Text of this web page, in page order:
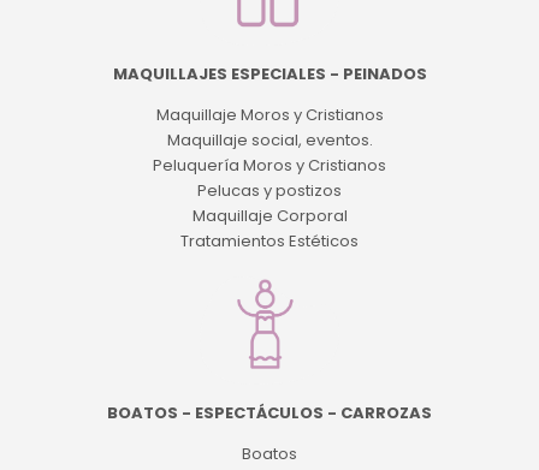
MAQUILLAJES ESPECIALES - PEINADOS
Maquillaje Moros y Cristianos
Maquillaje social, eventos.
Peluquería Moros y Cristianos
Pelucas y postizos
Maquillaje Corporal
Tratamientos Estéticos
BOATOS - ESPECTÁCULOS - CARROZAS
Boatos